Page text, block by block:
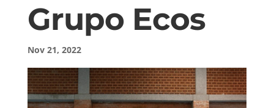
Grupo Ecos
Nov 21, 2022